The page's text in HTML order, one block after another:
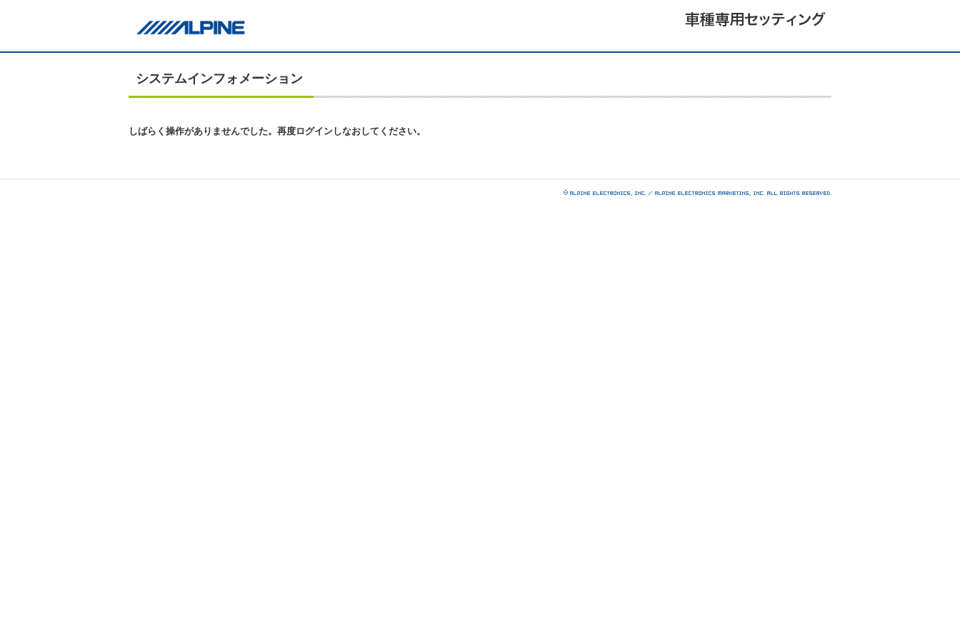
システムインフォメーション
しばらく操作がありませんでした。再度ログインしなおしてください。